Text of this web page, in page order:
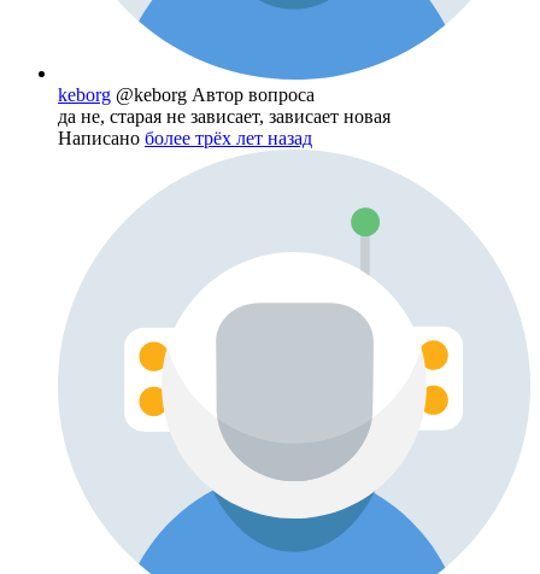
keborg @keborg Автор вопроса
да не, старая не зависает, зависает новая
Написано более трёх лет назад